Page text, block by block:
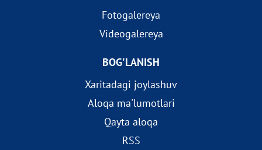
Fotogalereya
Videogalereya
BOG'LANISH
Xaritadagi joylashuv
Aloqa ma'lumotlari
Qayta aloqa
RSS